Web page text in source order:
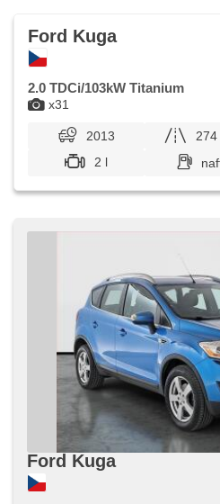
x31
Ford Kuga
2.0 TDCi/103kW Titanium
2013 274
2 l
Ford Kuga